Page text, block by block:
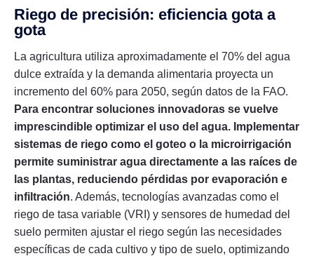
Riego de precisión: eficiencia gota a
gota
La agricultura utiliza aproximadamente el 70% del agua
dulce extraída y la demanda alimentaria proyecta un
incremento del 60% para 2050, según datos de la FAO.
Para encontrar soluciones innovadoras se vuelve
imprescindible optimizar el uso del agua. Implementar
sistemas de riego como el goteo o la microirrigación
permite suministrar agua directamente a las raíces de
las plantas, reduciendo pérdidas por evaporación e
infiltración. Además, tecnologías avanzadas como el
riego de tasa variable (VRI) y sensores de humedad del
suelo permiten ajustar el riego según las necesidades
específicas de cada cultivo y tipo de suelo, optimizando